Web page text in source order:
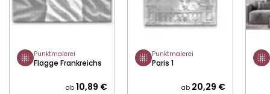
Punktmalerei
Flagge Frankreichs
ab 10,89 €
Punktmalerei
Paris 1
ab 20,29 €